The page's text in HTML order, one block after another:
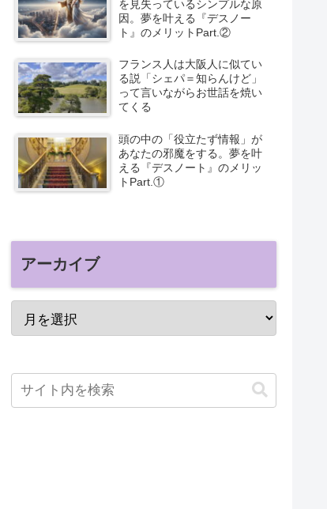
を見失っているシンプルな原
因。夢を叶える『デスノー
ト』のメリットPart.②
フランス人は大阪人に似てい
る説「シェパ＝知らんけど」
って言いながらお世話を焼い
てくる
頭の中の「役立たず情報」が
あなたの邪魔をする。夢を叶
える『デスノート』のメリッ
トPart.①
アーカイブ